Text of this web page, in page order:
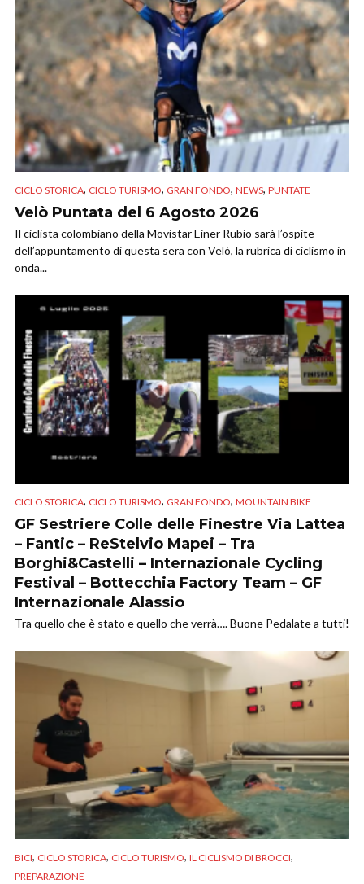
CICLO STORICA, CICLO TURISMO, GRAN FONDO, NEWS, PUNTATE
Velò Puntata del 6 Agosto 2026
Il ciclista colombiano della Movistar Einer Rubio sarà l’ospite
dell’appuntamento di questa sera con Velò, la rubrica di ciclismo in
onda...
CICLO STORICA, CICLO TURISMO, GRAN FONDO, MOUNTAIN BIKE
GF Sestriere Colle delle Finestre Via Lattea
– Fantic – ReStelvio Mapei – Tra
Borghi&Castelli – Internazionale Cycling
Festival – Bottecchia Factory Team – GF
Internazionale Alassio
Tra quello che è stato e quello che verrà…. Buone Pedalate a tutti!
BICI, CICLO STORICA, CICLO TURISMO, IL CICLISMO DI BROCCI,
PREPARAZIONE